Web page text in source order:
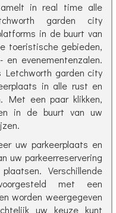
in real time alle
garden city
in de buurt van
toeristische gebieden,
en evenementenzalen.
garden city
in alle rust en
Met een paar klikken,
in de buurt van uw
uw parkeerplaats en
uw parkeerreservering
Verschillende
met een
worden weergegeven
uw keuze kunt